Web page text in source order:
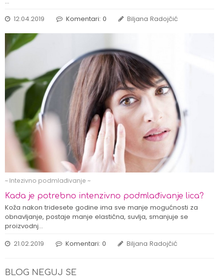
12.04.2019
Komentari: 0 Biljana Radojčić
~ Intezivno podmlađivanje ~
Kada je potrebno intenzivno podmlađivanje lica?
Koža nakon tridesete godine ima sve manje mogućnosti za
obnavljanje, postaje manje elastična, suvlja, smanjuje se
proizvodnj…
21.02.2019
Komentari: 0 Biljana Radojčić
BLOG NEGUJ SE